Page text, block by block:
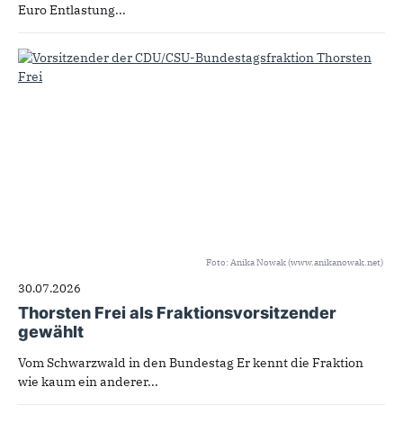
Euro Entlastung...
Foto: Anika Nowak (www.anikanowak.net)
30.07.2026
Thorsten Frei als Fraktionsvorsitzender
gewählt
Vom Schwarzwald in den Bundestag Er kennt die Fraktion
wie kaum ein anderer...